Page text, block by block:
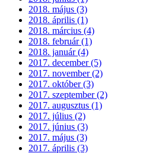
2018. május (3)
2018. április (1)
2018. március (4)
2018. február (1)
2018. január (4)
2017. december (5)
2017. november (2)
2017. október (3)
2017. szeptember (2)
2017. augusztus (1)
2017. július (2)
2017. június (3)
2017. május (3)
2017. április (3)